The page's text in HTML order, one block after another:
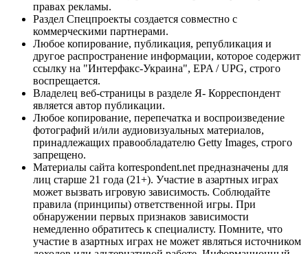
правах рекламы.
Раздел Спецпроекты создается совместно с
коммерческими партнерами.
Любое копирование, публикация, републикация и
другое распространение информации, которое содержит
ссылку на "Интерфакс-Украина", EPA / UPG, строго
воспрещается.
Владелец веб-страницы в разделе Я- Корреспондент
является автор публикации.
Любое копирование, перепечатка и воспроизведение
фотографий и/или аудиовизуальных материалов,
принадлежащих правообладателю Getty Images, строго
запрещено.
Материалы сайта korrespondent.net предназначены для
лиц старше 21 года (21+). Участие в азартных играх
может вызвать игровую зависимость. Соблюдайте
правила (принципы) ответственной игры. При
обнаружении первых признаков зависимости
немедленно обратитесь к специалисту. Помните, что
участие в азартных играх не может являться источником